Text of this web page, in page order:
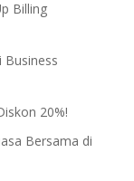
Billing
Business
20%!
Bersama di